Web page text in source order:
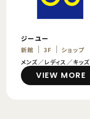
ジーユー
新館 3F
ショップ
メンズ／レディス／キッズ
VIEW MORE